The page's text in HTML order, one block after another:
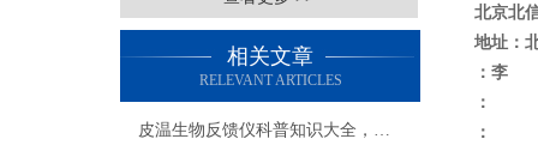
相关文章
RELEVANT ARTICLES
皮温生物反馈仪科普知识大全，你真不一定都懂
北京北
地址：
：李
：
：